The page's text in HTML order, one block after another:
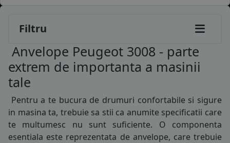
MARCA AUTO
BLOG
CONT
CONTACT
COS (0 PRODUSE
Filtru
Anvelope Peugeot 3008 - parte
extrem de importanta a masinii
tale
Pentru a te bucura de drumuri confortabile si sigure
in masina ta, trebuie sa stii ca anumite specificatii care
te multumesc nu sunt suficiente. O componenta
esentiala este reprezentata de anvelope, care trebuie